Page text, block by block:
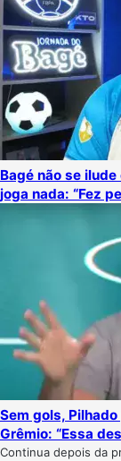
Bagé não se
joga nada: “Fez
Sem gols,
Grêmio: “Essa
Continua depois da